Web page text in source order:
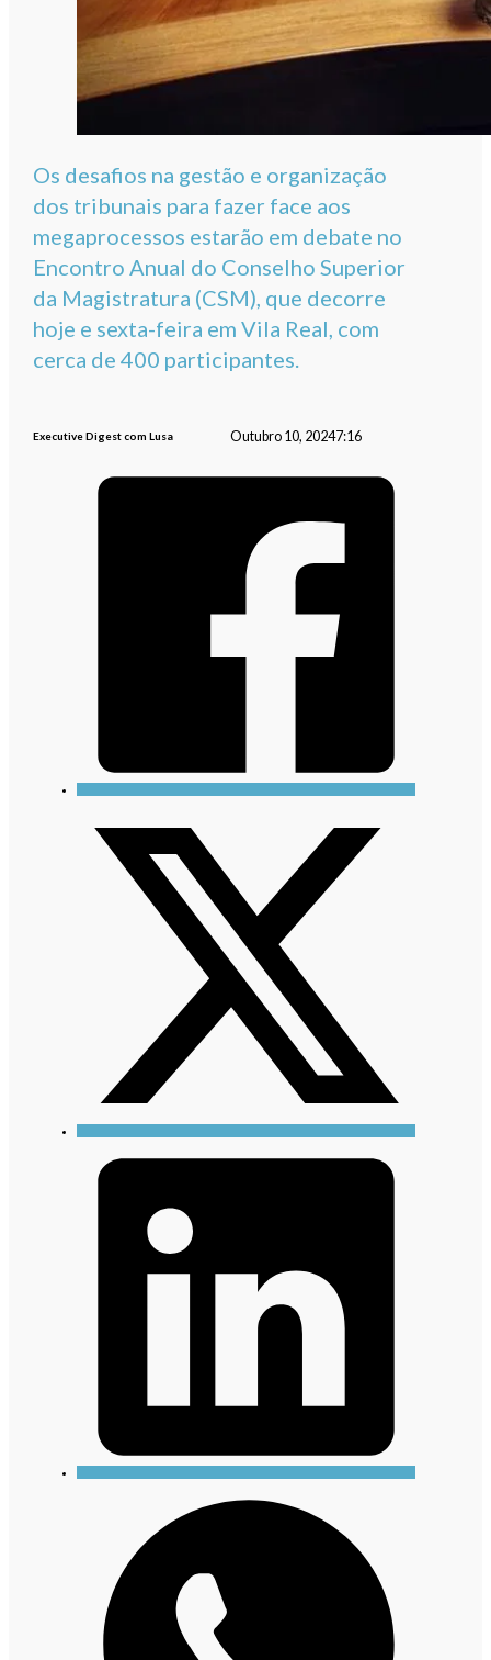
Os desafios na gestão e organização
dos tribunais para fazer face aos
megaprocessos estarão em debate no
Encontro Anual do Conselho Superior
da Magistratura (CSM), que decorre
hoje e sexta-feira em Vila Real, com
cerca de 400 participantes.
Executive Digest com Lusa Outubro 10, 20247:16